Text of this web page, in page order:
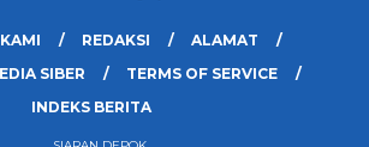
REDAKSI
ALAMAT
SIBER
TERMS OF SERVICE
INDEKS BERITA